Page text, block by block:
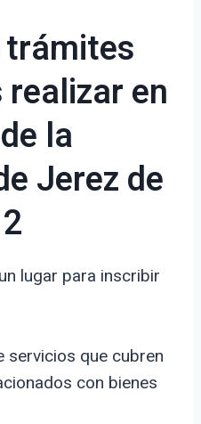
en
la
Jerez de
lugar para inscribir
servicios que cubren
con bienes